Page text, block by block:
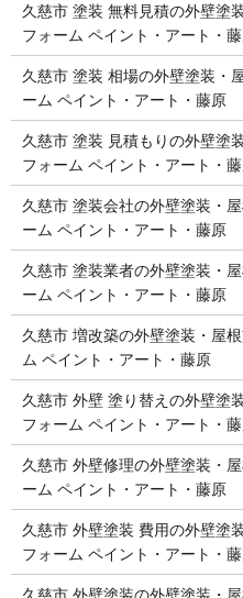
久慈市 塗装 無料見積の外壁塗
フォーム ペイント・アート・
久慈市 塗装 相場の外壁塗装・
ーム ペイント・アート・藤原
久慈市 塗装 見積もりの外壁塗
フォーム ペイント・アート・
久慈市 塗装会社の外壁塗装・
ーム ペイント・アート・藤原
久慈市 塗装業者の外壁塗装・
ーム ペイント・アート・藤原
久慈市 増改築の外壁塗装・屋
ム ペイント・アート・藤原
久慈市 外壁 塗り替えの外壁塗
フォーム ペイント・アート・
久慈市 外壁修理の外壁塗装・
ーム ペイント・アート・藤原
久慈市 外壁塗装 費用の外壁塗
フォーム ペイント・アート・
久慈市 外壁塗装の外壁塗装・